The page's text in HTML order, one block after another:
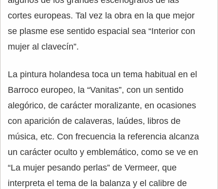
cortes europeas. Tal vez la obra en la que mejor
se plasme ese sentido espacial sea “Interior con
mujer al clavecín”.
La pintura holandesa toca un tema habitual en el
Barroco europeo, la “Vanitas”, con un sentido
alegórico, de carácter moralizante, en ocasiones
con aparición de calaveras, laúdes, libros de
música, etc. Con frecuencia la referencia alcanza
un carácter oculto y emblemático, como se ve en
“La mujer pesando perlas” de Vermeer, que
interpreta el tema de la balanza y el calibre de